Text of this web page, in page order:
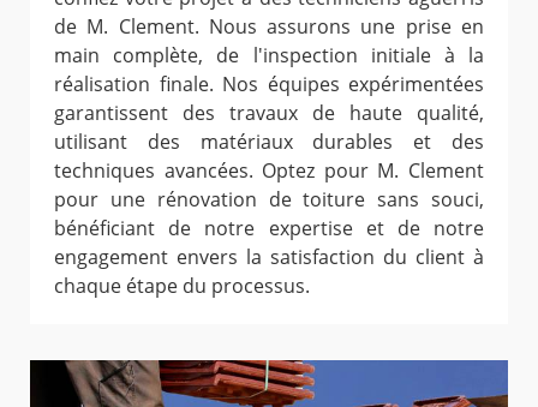
de M. Clement. Nous assurons une prise en
main complète, de l'inspection initiale à la
réalisation finale. Nos équipes expérimentées
garantissent des travaux de haute qualité,
utilisant des matériaux durables et des
techniques avancées. Optez pour M. Clement
pour une rénovation de toiture sans souci,
bénéficiant de notre expertise et de notre
engagement envers la satisfaction du client à
chaque étape du processus.